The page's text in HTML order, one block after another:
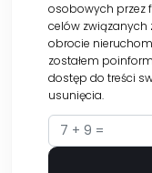
osobowych przez
celów związanych
obrocie
zostałem
dostęp do treści
usunięcia.